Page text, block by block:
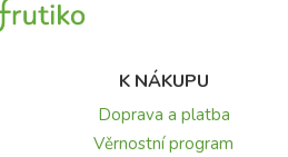
K NÁKUPU
Doprava a platba
Věrnostní program